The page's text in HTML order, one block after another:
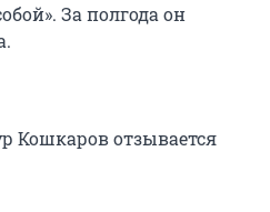
За полгода он
Кошкаров отзывается